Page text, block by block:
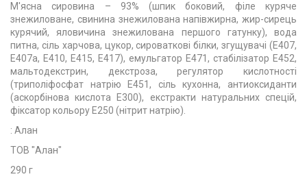
М'ясна сировина – 93% (шпик боковий, філе куряче
знежиловане, свинина знежилована напівжирна, жир-сирець
курячий, яловичина знежилована першого гатунку), вода
питна, сіль харчова, цукор, сироваткові білки, згущувачі (Е407,
Е407а, Е410, Е415, Е417), емульгатор Е471, стабілізатор Е452,
мальтодекстрин, декстроза, регулятор кислотності
(триполіфосфат натрію Е451, сіль кухонна, антиоксиданти
(аскорбінова кислота Е300), екстракти натуральних спецій,
фіксатор кольору Е250 (нітрит натрію).
: Алан
ТОВ "Алан"
290 г